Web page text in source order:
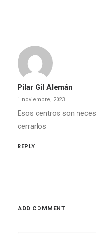
Pilar Gil Alemán
1 noviembre, 2023
Esos centros son
cerrarlos
REPLY
ADD COMMENT